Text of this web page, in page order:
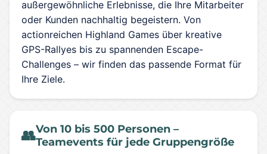
außergewöhnliche Erlebnisse, die Ihre Mitarbeiter
oder Kunden nachhaltig begeistern. Von
actionreichen Highland Games über kreative
GPS-Rallyes bis zu spannenden Escape-
Challenges – wir finden das passende Format für
Ihre Ziele.
👥Von 10 bis 500 Personen –
Teamevents für jede Gruppengröße